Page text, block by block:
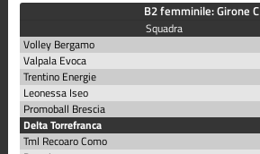
B2 femminile: Girone C
Squadra
Volley Bergamo
Valpala Evoca
Trentino Energie
Leonessa Iseo
Promoball Brescia
Delta Torrefranca
Tml Recoaro Como